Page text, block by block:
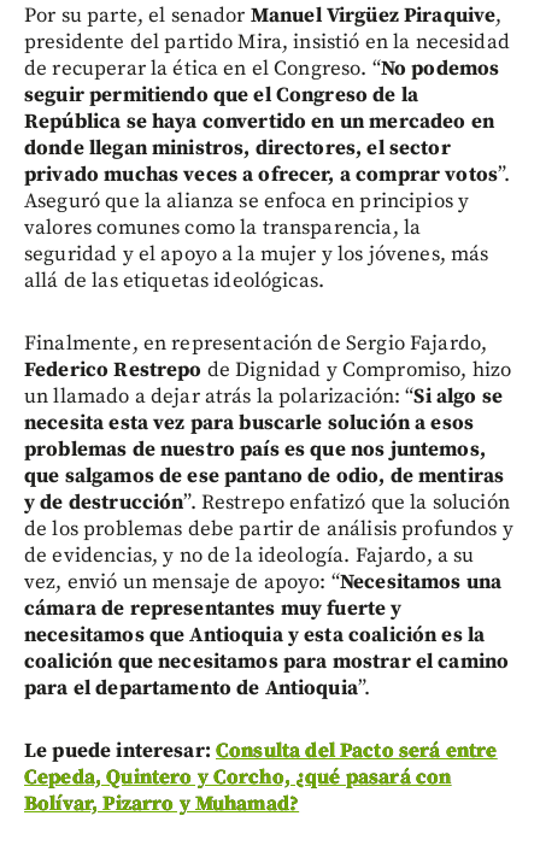
Por su parte, el senador Manuel Virgüez Piraquive,
presidente del partido Mira, insistió en la necesidad
de recuperar la ética en el Congreso. “No podemos
seguir permitiendo que el Congreso de la
República se haya convertido en un mercadeo en
donde llegan ministros, directores, el sector
privado muchas veces a ofrecer, a comprar votos”.
Aseguró que la alianza se enfoca en principios y
valores comunes como la transparencia, la
seguridad y el apoyo a la mujer y los jóvenes, más
allá de las etiquetas ideológicas.
Finalmente, en representación de Sergio Fajardo,
Federico Restrepo de Dignidad y Compromiso, hizo
un llamado a dejar atrás la polarización: “Si algo se
necesita esta vez para buscarle solución a esos
problemas de nuestro país es que nos juntemos,
que salgamos de ese pantano de odio, de mentiras
y de destrucción”. Restrepo enfatizó que la solución
de los problemas debe partir de análisis profundos y
de evidencias, y no de la ideología. Fajardo, a su
vez, envió un mensaje de apoyo: “Necesitamos una
cámara de representantes muy fuerte y
necesitamos que Antioquia y esta coalición es la
coalición que necesitamos para mostrar el camino
para el departamento de Antioquia”.
Le puede interesar: Consulta del Pacto será entre
Cepeda, Quintero y Corcho, ¿qué pasará con
Bolívar, Pizarro y Muhamad?